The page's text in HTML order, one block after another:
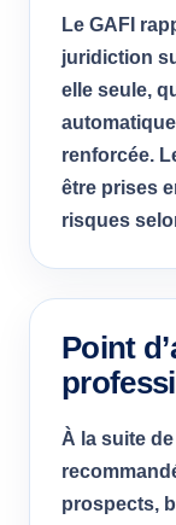
Le GAFI
juridiction
elle seule,
renforcée.
être prises
risques
Point
À la suite
prospects,